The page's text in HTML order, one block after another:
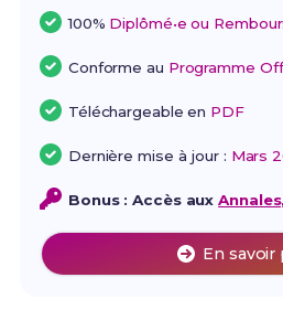
100% Diplômé•e ou
Conforme au Programme
Téléchargeable en PDF
Dernière mise à jour : Mars
Bonus : Accès aux
En savoir